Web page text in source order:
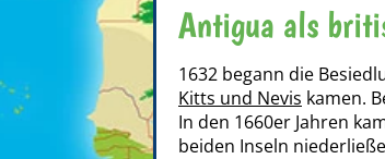
Antigua als
1632 begann die
Kitts und Nevis kamen.
In den 1660er Jahren
beiden Inseln